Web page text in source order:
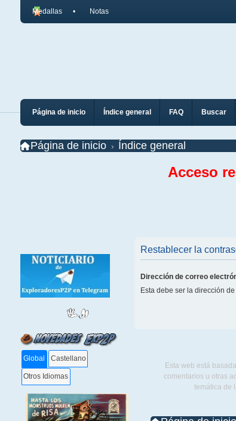
Medallas Notas
Página de inicio Índice general FAQ Buscar
Página de inicio Índice general
Acceso
Global Castellano
Otros Idiomas
Restablecer la
Dirección de correo
Esta debe ser la dirección
Esta web está
comentarios u otras
temática de